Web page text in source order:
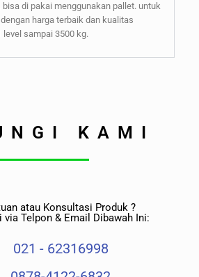
di pakai menggunakan pallet. untuk
harga terbaik dan kualitas
sampai 3500 kg.
KAMI
atau Konsultasi Produk ?
via Telpon & Email Dibawah Ini:
021 - 62316998